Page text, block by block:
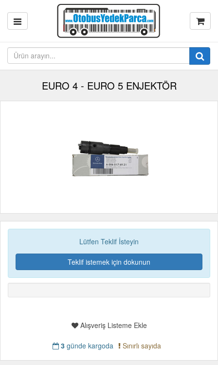
EURO 4 - EURO 5 ENJEKTÖR
Lütfen Teklif İsteyin
Teklif istemek için dokunun
Alışveriş Listeme Ekle
3günde kargoda Sınırlı sayıda